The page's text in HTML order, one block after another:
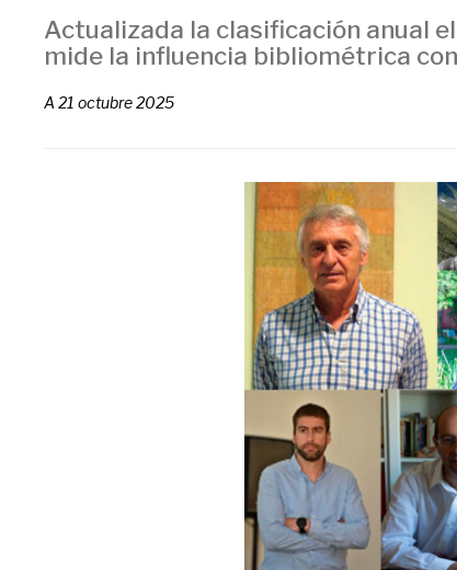
Actualizada la clasificación anual
mide la influencia bibliométrica
A21 octubre 2025